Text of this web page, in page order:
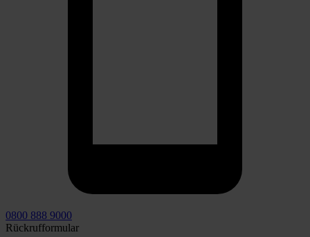
0800 888 9000
Rückrufformular